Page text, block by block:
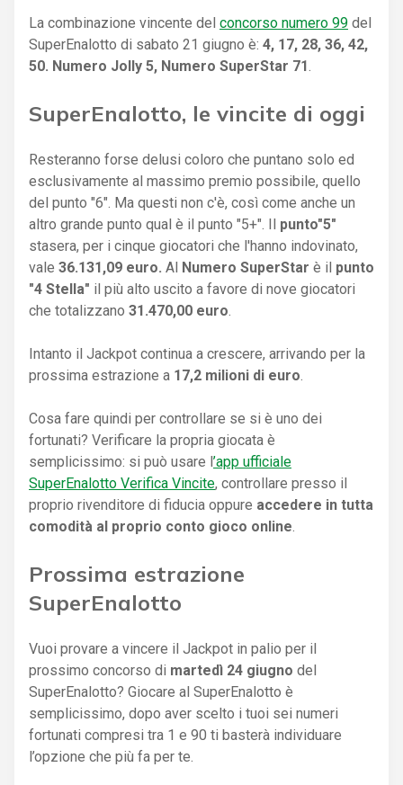
La combinazione vincente del concorso numero 99 del
SuperEnalotto di sabato 21 giugno è: 4, 17, 28, 36, 42,
50. Numero Jolly 5, Numero SuperStar 71
SuperEnalotto, le vincite di oggi
Resteranno forse delusi coloro che puntano solo ed
esclusivamente al massimo premio possibile, quello
del punto "6". Ma questi non c'è, così come anche un
altro grande punto qual è il punto "5+". Il punto"5"
stasera, per i cinque giocatori che l'hanno indovinato,
vale 36.131,09 euro. Al Numero SuperStar è il punto
"4 Stella" il più alto uscito a favore di nove giocatori
che totalizzano 31.470,00 euro
Intanto il Jackpot continua a crescere, arrivando per la
prossima estrazione a 17,2 milioni di euro
Cosa fare quindi per controllare se si è uno dei
fortunati? Verificare la propria giocata è
semplicissimo: si può usare l’app ufficiale
SuperEnalotto Verifica Vincite, controllare presso il
proprio rivenditore di fiducia oppure accedere in tutta
comodità al proprio conto gioco online
Prossima estrazione
SuperEnalotto
Vuoi provare a vincere il Jackpot in palio per il
prossimo concorso di martedì 24 giugno del
SuperEnalotto? Giocare al SuperEnalotto è
semplicissimo, dopo aver scelto i tuoi sei numeri
fortunati compresi tra 1 e 90 ti basterà individuare
l’opzione che più fa per te.